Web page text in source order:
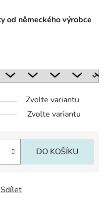
od německého výrobce
Zvolte variantu
Zvolte variantu
DO KOŠÍKU
Sdílet